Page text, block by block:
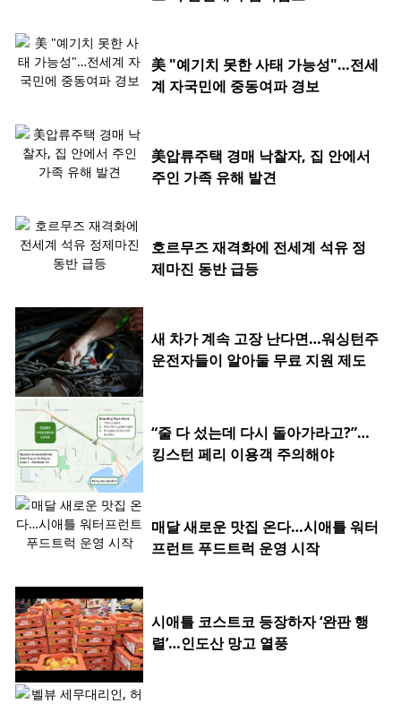
美 "예기치 못한 사태 가능성"…전세
계 자국민에 중동여파 경보
美압류주택 경매 낙찰자, 집 안에서
주인 가족 유해 발견
호르무즈 재격화에 전세계 석유 정
제마진 동반 급등
새 차가 계속 고장 난다면…워싱턴주
운전자들이 알아둘 무료 지원 제도
“줄 다 섰는데 다시 돌아가라고?”…
킹스턴 페리 이용객 주의해야
매달 새로운 맛집 온다…시애틀 워터
프런트 푸드트럭 운영 시작
시애틀 코스트코 등장하자 ‘완판 행
렬’…인도산 망고 열풍